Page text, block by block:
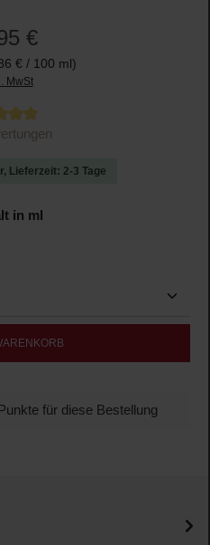
€
€ / 100 ml)
MwSt
5 von 5 Sternen
Lieferzeit: 2-3 Tage
in ml auswählen
ist zurzeit nicht verfügbar.)
gewünschten Wert ein
für diese Bestellung